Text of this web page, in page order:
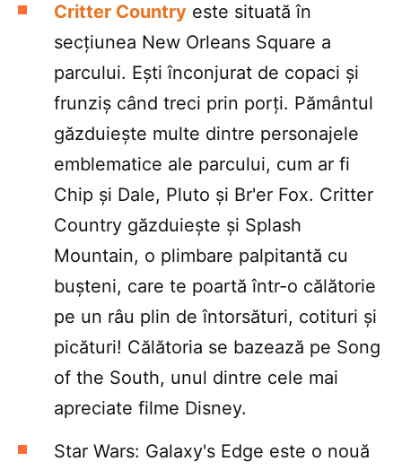
Critter Country este situată în
secțiunea New Orleans Square a
parcului. Ești înconjurat de copaci și
frunziș când treci prin porți. Pământul
găzduiește multe dintre personajele
emblematice ale parcului, cum ar fi
Chip și Dale, Pluto și Br'er Fox. Critter
Country găzduiește și Splash
Mountain, o plimbare palpitantă cu
bușteni, care te poartă într-o călătorie
pe un râu plin de întorsături, cotituri și
picături! Călătoria se bazează pe Song
of the South, unul dintre cele mai
apreciate filme Disney.
Star Wars: Galaxy's Edge este o nouă